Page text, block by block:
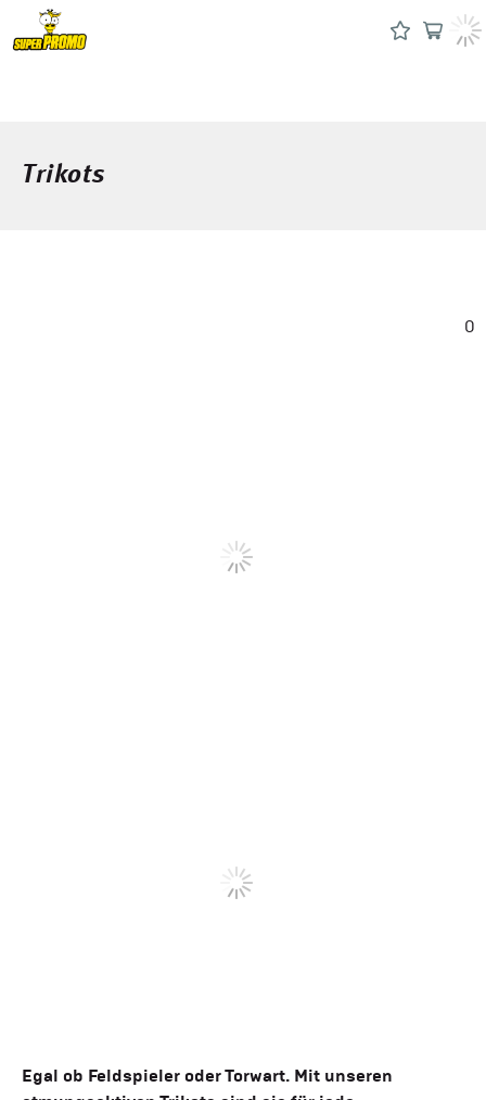
Trikots
0
Egal ob Feldspieler oder Torwart. Mit unseren